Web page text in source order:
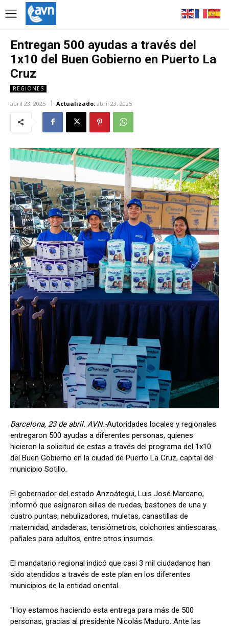
Entregan 500 ayudas a través del
1x10 del Buen Gobierno en Puerto La
Cruz
REGIONES
abril 23, 2025 Actualizado: abril 23, 2025
Barcelona, ​​23 de abril. AVN.-Autoridades locales y regionales
entregaron 500 ayudas a diferentes personas, quienes
hicieron la solicitud de estas a través del programa del 1x10
del Buen Gobierno en la ciudad de Puerto La Cruz, capital del
municipio Sotillo.
El gobernador del estado Anzoátegui, Luis José Marcano,
informó que asignaron sillas de ruedas, bastones de una y
cuatro puntas, nebulizadores, muletas, canastillas de
maternidad, andaderas, tensiómetros, colchones antiescaras,
pañales para adultos, entre otros insumos.
El mandatario regional indicó que casi 3 mil ciudadanos han
sido atendidos a través de este plan en los diferentes
municipios de la entidad oriental.
"Hoy estamos haciendo esta entrega para más de 500
personas, gracias al presidente Nicolás Maduro. Ante las